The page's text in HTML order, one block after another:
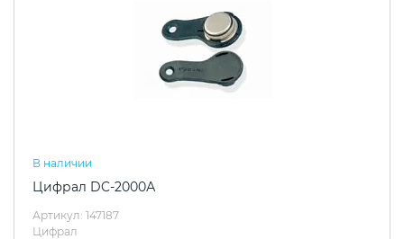
В наличии
Цифрал DC-2000А
Артикул: 147187
Цифрал